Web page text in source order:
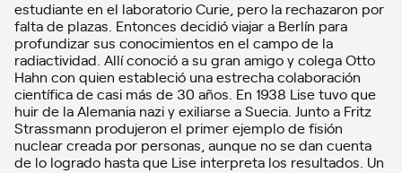
estudiante en el laboratorio Curie, pero la rechazaron por
falta de plazas. Entonces decidió viajar a Berlín para
profundizar sus conocimientos en el campo de la
radiactividad. Allí conoció a su gran amigo y colega Otto
Hahn con quien estableció una estrecha colaboración
científica de casi más de 30 años. En 1938 Lise tuvo que
huir de la Alemania nazi y exiliarse a Suecia. Junto a Fritz
Strassmann produjeron el primer ejemplo de fisión
nuclear creada por personas, aunque no se dan cuenta
de lo logrado hasta que Lise interpreta los resultados. Un